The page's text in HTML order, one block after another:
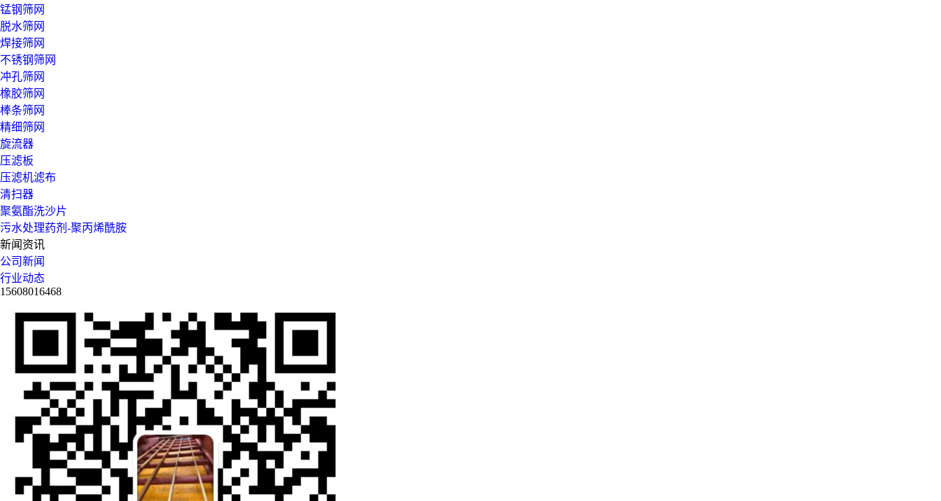
锰钢筛网
脱水筛网
焊接筛网
不锈钢筛网
冲孔筛网
橡胶筛网
棒条筛网
精细筛网
旋流器
压滤板
压滤机滤布
清扫器
聚氨酯洗沙片
污水处理药剂-聚丙烯酰胺
新闻资讯
公司新闻
行业动态
15608016468